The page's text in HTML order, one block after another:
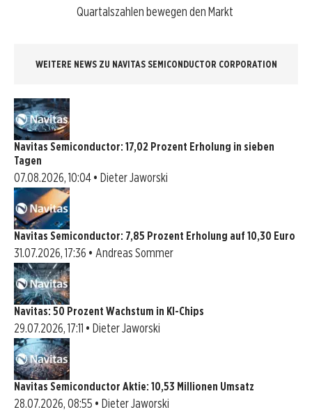
Quartalszahlen bewegen den Markt
WEITERE NEWS ZU NAVITAS SEMICONDUCTOR CORPORATION
Navitas Semiconductor: 17,02 Prozent Erholung in sieben
Tagen
07.08.2026, 10:04 • Dieter Jaworski
Navitas Semiconductor: 7,85 Prozent Erholung auf 10,30 Euro
31.07.2026, 17:36 • Andreas Sommer
Navitas: 50 Prozent Wachstum in KI-Chips
29.07.2026, 17:11 • Dieter Jaworski
Navitas Semiconductor Aktie: 10,53 Millionen Umsatz
28.07.2026, 08:55 • Dieter Jaworski